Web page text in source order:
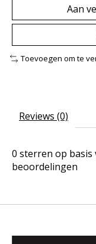
Aan
Toevoegen om te
Reviews (0)
0 sterren op basis
beoordelingen